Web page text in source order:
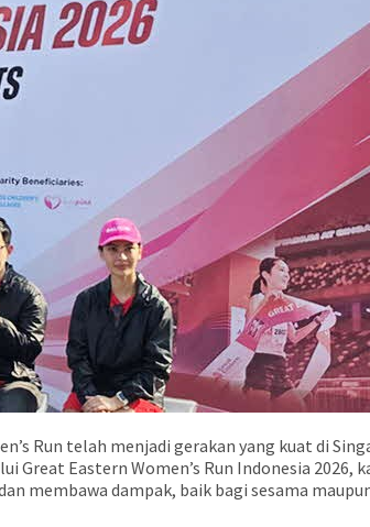
Run telah menjadi gerakan yang kuat di
Great Eastern Women’s Run Indonesia 2026,
membawa dampak, baik bagi sesama